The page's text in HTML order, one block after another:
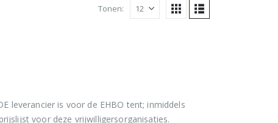
Tonen:
leverancier is voor de EHBO tent; inmiddels
voor deze vrijwilligersorganisaties.